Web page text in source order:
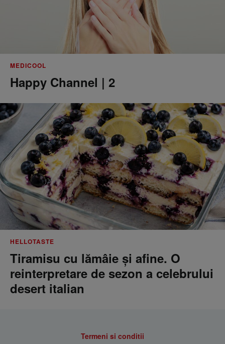
MEDICOOL
Happy Channel | 2
HELLOTASTE
Tiramisu cu lămâie și afine. O
reinterpretare de sezon a celebrului
desert italian
Termeni si conditii